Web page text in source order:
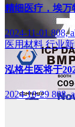
精细医疗，埃
2024-11-01808,
医用材料行业
泓格生医将于
2024-10-29 808,